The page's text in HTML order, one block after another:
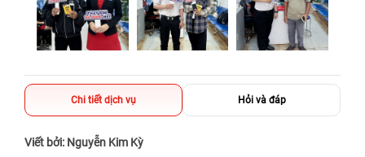
Chi tiết dịch vụ Hỏi và đáp
Viết bởi: Nguyễn Kim Kỳ